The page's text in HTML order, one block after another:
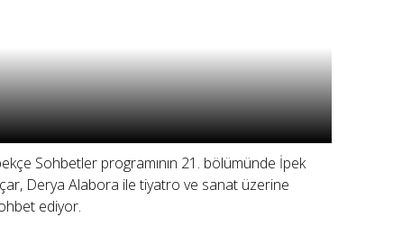
Sohbetler programının 21. bölümünde İpek
Derya Alabora ile tiyatro ve sanat üzerine
ediyor.